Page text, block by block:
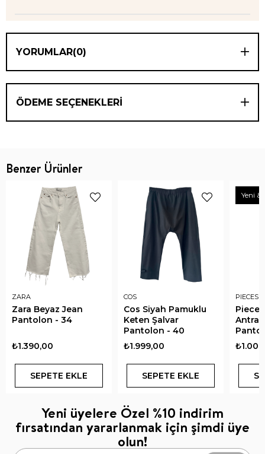
YORUMLAR(0)
ÖDEME SEÇENEKLERI
Benzer Ürünler
ZARA
Zara Beyaz Jean
Pantolon - 34
₺1.390,00
SEPETE EKLE
COS
Cos Siyah Pamuklu
Keten Şalvar
Pantolon - 40
₺1.999,00
SEPETE EKLE
PIECES
Yeni &
Yeni üyelere Özel %10 indirim
fırsatından yararlanmak için şimdi üye
olun!